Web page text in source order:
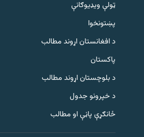
Gandhara
ټولې ویډیوګانې
پښتونخوا
د افغانستان اړوند مطالب
پاکستان
د بلوچستان اړوند مطالب
د خپرونو جدول
ځانګړې پاڼې او مطالب